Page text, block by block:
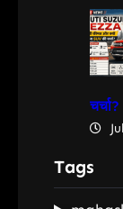
चर्चा?
Tags